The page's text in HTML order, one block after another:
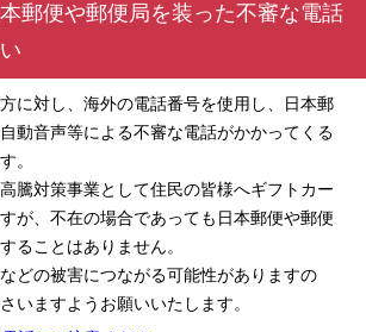
本郵便や郵便局を装った不審な電話
に対し、海外の電話番号を使用し、日本郵
動音声等による不審な電話がかかってくる
。
騰対策事業として住民の皆様へギフトカー
が、不在の場合であっても日本郵便や郵便
ることはありません。
どの被害につながる可能性がありますの
いますようお願いいたします。